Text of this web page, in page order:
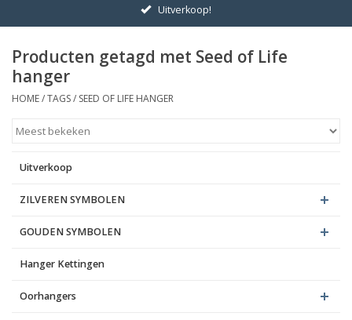
Hanger Kettingen
Oorhangers
Uitverkoop!
Producten getagd met Seed of Life
hanger
HOME/TAGS/ SEED OF LIFE HANGER
Uitverkoop
ZILVEREN SYMBOLEN
GOUDEN SYMBOLEN
Hanger Kettingen
Oorhangers